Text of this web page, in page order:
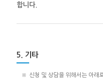
합니다.
5. 기타
※ 신청 및 상담을 위해서는 아래